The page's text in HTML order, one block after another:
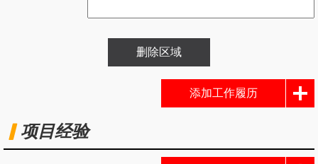
删除区域
添加工作履历
项目经验